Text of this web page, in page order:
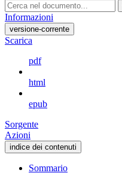
Informazioni
versione-corrente
Scarica
pdf
html
epub
Sorgente
Azioni
indice dei contenuti
Sommario